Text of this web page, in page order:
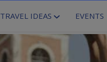
TRAVEL IDEAS EVENTS